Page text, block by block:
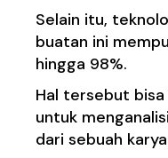
Selain itu,
buatan ini
hingga 98%.
Hal tersebut
untuk
dari sebuah